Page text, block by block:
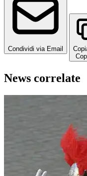
Condividi via Email
News correlate